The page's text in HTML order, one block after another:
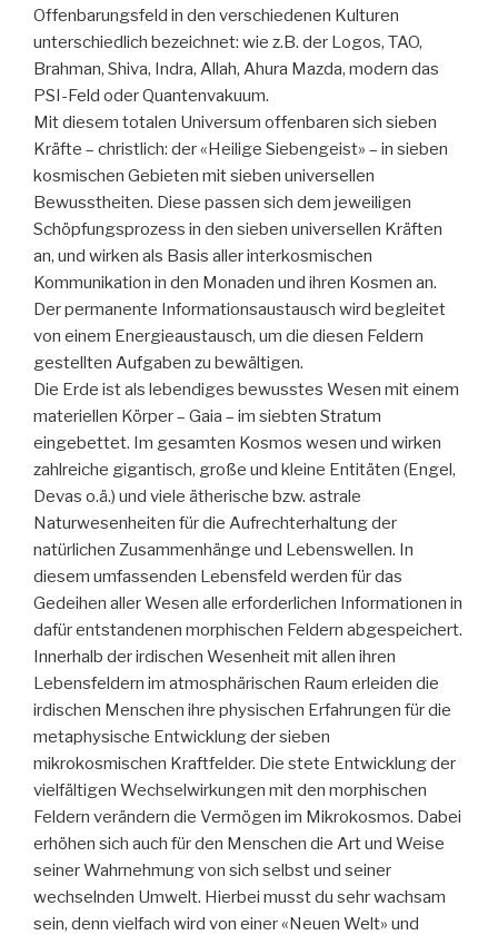
Offenbarungsfeld in den verschiedenen Kulturen
unterschiedlich bezeichnet: wie z.B. der Logos, TAO,
Brahman, Shiva, Indra, Allah, Ahura Mazda, modern das
PSI-Feld oder Quantenvakuum.
Mit diesem totalen Universum offenbaren sich sieben
Kräfte – christlich: der «Heilige Siebengeist» – in sieben
kosmischen Gebieten mit sieben universellen
Bewusstheiten. Diese passen sich dem jeweiligen
Schöpfungsprozess in den sieben universellen Kräften
an, und wirken als Basis aller interkosmischen
Kommunikation in den Monaden und ihren Kosmen an.
Der permanente Informationsaustausch wird begleitet
von einem Energieaustausch, um die diesen Feldern
gestellten Aufgaben zu bewältigen.
Die Erde ist als lebendiges bewusstes Wesen mit einem
materiellen Körper – Gaia – im siebten Stratum
eingebettet. Im gesamten Kosmos wesen und wirken
zahlreiche gigantisch, große und kleine Entitäten (Engel,
Devas o.ä.) und viele ätherische bzw. astrale
Naturwesenheiten für die Aufrechterhaltung der
natürlichen Zusammenhänge und Lebenswellen. In
diesem umfassenden Lebensfeld werden für das
Gedeihen aller Wesen alle erforderlichen Informationen in
dafür entstandenen morphischen Feldern abgespeichert.
Innerhalb der irdischen Wesenheit mit allen ihren
Lebensfeldern im atmosphärischen Raum erleiden die
irdischen Menschen ihre physischen Erfahrungen für die
metaphysische Entwicklung der sieben
mikrokosmischen Kraftfelder. Die stete Entwicklung der
vielfältigen Wechselwirkungen mit den morphischen
Feldern verändern die Vermögen im Mikrokosmos. Dabei
erhöhen sich auch für den Menschen die Art und Weise
seiner Wahrnehmung von sich selbst und seiner
wechselnden Umwelt. Hierbei musst du sehr wachsam
sein, denn vielfach wird von einer «Neuen Welt» und